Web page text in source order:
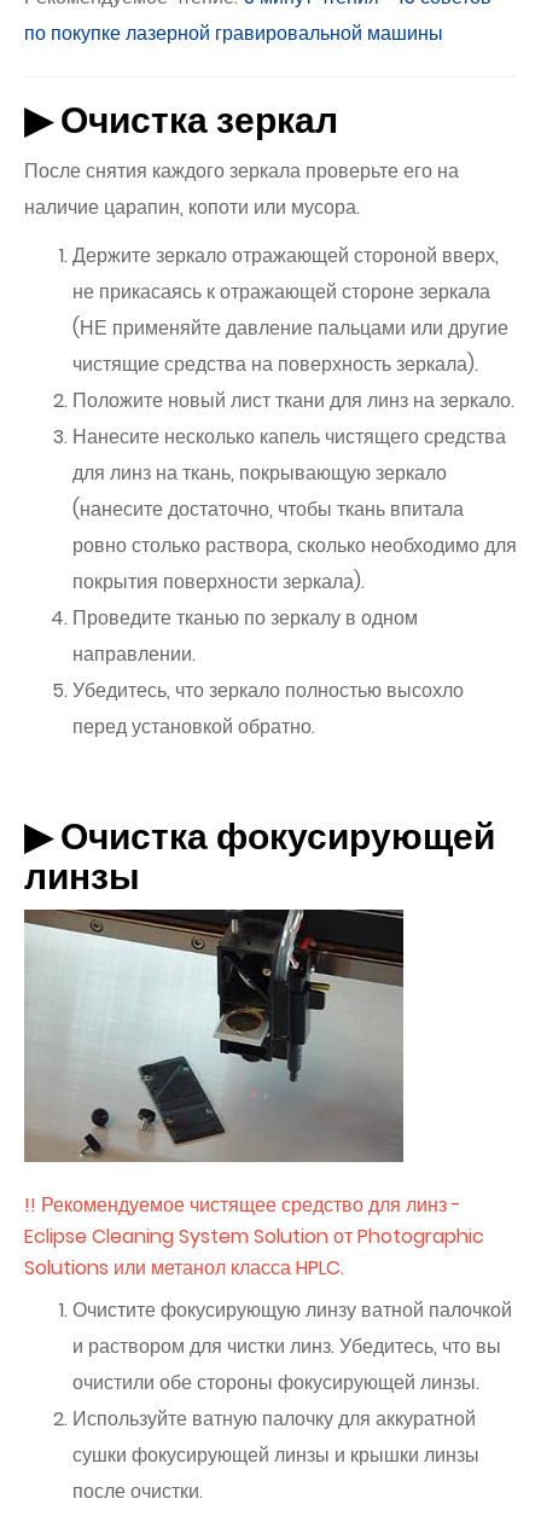
по покупке лазерной гравировальной машины
▶ Очистка зеркал
После снятия каждого зеркала проверьте его на
наличие царапин, копоти или мусора.
Держите зеркало отражающей стороной вверх,
не прикасаясь к отражающей стороне зеркала
(НЕ применяйте давление пальцами или другие
чистящие средства на поверхность зеркала).
Положите новый лист ткани для линз на зеркало.
Нанесите несколько капель чистящего средства
для линз на ткань, покрывающую зеркало
(нанесите достаточно, чтобы ткань впитала
ровно столько раствора, сколько необходимо для
покрытия поверхности зеркала).
Проведите тканью по зеркалу в одном
направлении.
Убедитесь, что зеркало полностью высохло
перед установкой обратно.
▶ Очистка фокусирующей
линзы
!! Рекомендуемое чистящее средство для линз -
Eclipse Cleaning System Solution от Photographic
Solutions или метанол класса HPLC.
Очистите фокусирующую линзу ватной палочкой
и раствором для чистки линз. Убедитесь, что вы
очистили обе стороны фокусирующей линзы.
Используйте ватную палочку для аккуратной
сушки фокусирующей линзы и крышки линзы
после очистки.